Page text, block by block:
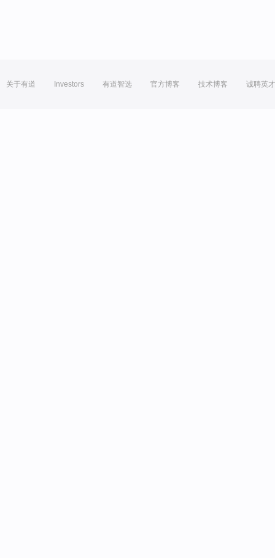
关于有道 Investors 有道智选 官方博客 技术博客 诚聘英才